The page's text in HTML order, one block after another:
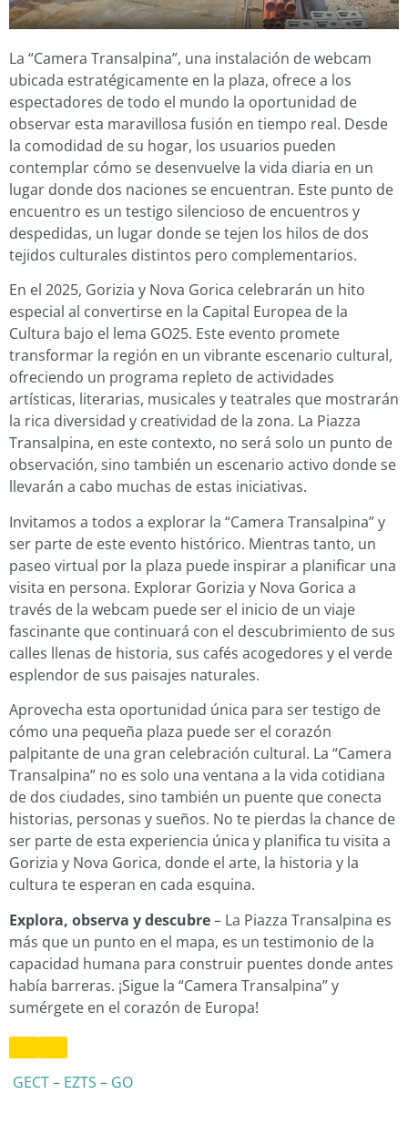
La “Camera Transalpina”, una instalación de webcam
ubicada estratégicamente en la plaza, ofrece a los
espectadores de todo el mundo la oportunidad de
observar esta maravillosa fusión en tiempo real. Desde
la comodidad de su hogar, los usuarios pueden
contemplar cómo se desenvuelve la vida diaria en un
lugar donde dos naciones se encuentran. Este punto de
encuentro es un testigo silencioso de encuentros y
despedidas, un lugar donde se tejen los hilos de dos
tejidos culturales distintos pero complementarios.
En el 2025, Gorizia y Nova Gorica celebrarán un hito
especial al convertirse en la Capital Europea de la
Cultura bajo el lema GO25. Este evento promete
transformar la región en un vibrante escenario cultural,
ofreciendo un programa repleto de actividades
artísticas, literarias, musicales y teatrales que mostrarán
la rica diversidad y creatividad de la zona. La Piazza
Transalpina, en este contexto, no será solo un punto de
observación, sino también un escenario activo donde se
llevarán a cabo muchas de estas iniciativas.
Invitamos a todos a explorar la “Camera Transalpina” y
ser parte de este evento histórico. Mientras tanto, un
paseo virtual por la plaza puede inspirar a planificar una
visita en persona. Explorar Gorizia y Nova Gorica a
través de la webcam puede ser el inicio de un viaje
fascinante que continuará con el descubrimiento de sus
calles llenas de historia, sus cafés acogedores y el verde
esplendor de sus paisajes naturales.
Aprovecha esta oportunidad única para ser testigo de
cómo una pequeña plaza puede ser el corazón
palpitante de una gran celebración cultural. La “Camera
Transalpina” no es solo una ventana a la vida cotidiana
de dos ciudades, sino también un puente que conecta
historias, personas y sueños. No te pierdas la chance de
ser parte de esta experiencia única y planifica tu visita a
Gorizia y Nova Gorica, donde el arte, la historia y la
cultura te esperan en cada esquina.
Explora, observa y descubre– La Piazza Transalpina es
más que un punto en el mapa, es un testimonio de la
capacidad humana para construir puentes donde antes
había barreras. ¡Sigue la “Camera Transalpina” y
sumérgete en el corazón de Europa!
GECT – EZTS – GO